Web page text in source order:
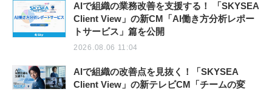
AIで組織の業務改善を支援する！ 「SKYSEA
Client View」の新CM「AI働き方分析レポー
トサービス」篇を公開
2026.08.06 11:04
AIで組織の改善点を見抜く！「SKYSEA
Client View」の新テレビCM「チームの変